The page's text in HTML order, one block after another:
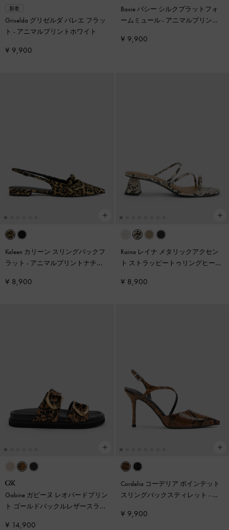
新着
Griselda グリゼルダ バレエ フラッ
ト - アニマルプリントホワイト
¥ 9,900
Baxie バシー シルクプラットフォ
ームミュール- アニマルプリント
¥ 9,900
Kaleen カリーン スリングバックフ
ラット - アニマルプリントナチュ
¥ 8,900
Raina レイナ メタリックアクセン
ト ストラッピートゥリングヒール
ュラル
¥ 8,900
Gabine ガビーヌ レオパードプリン
ト ゴールドバックルレザースライ
¥ 14,900
Cordelia コーデリア ポインテット
スリングバックスティレット - ア
¥ 9,900